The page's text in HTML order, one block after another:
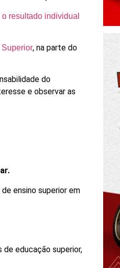
o resultado individual
Superior, na parte do
do
e observar as
ensino superior em
educação superior,